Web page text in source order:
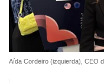
Aída Cordeiro (izquierda), CEO